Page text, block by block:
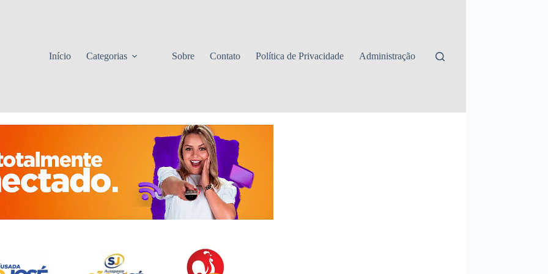
Início
Categorias Sobre Contato Política de Privacidade Administração